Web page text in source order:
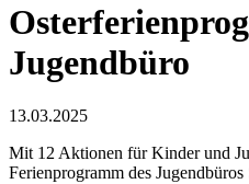
Jugendbüro
13.03.2025
Mit 12 Aktionen für Kinder und
Ferienprogramm des Jugendbüros